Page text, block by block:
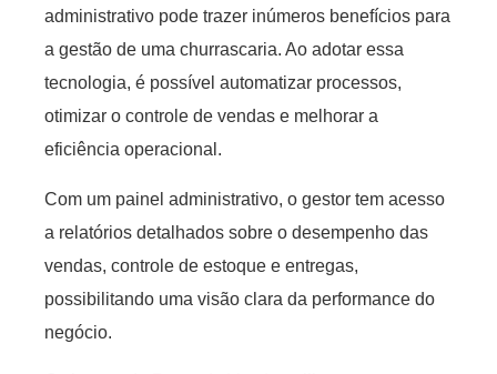
administrativo pode trazer inúmeros benefícios para
a gestão de uma churrascaria. Ao adotar essa
tecnologia, é possível automatizar processos,
otimizar o controle de vendas e melhorar a
eficiência operacional.
Com um painel administrativo, o gestor tem acesso
a relatórios detalhados sobre o desempenho das
vendas, controle de estoque e entregas,
possibilitando uma visão clara da performance do
negócio.